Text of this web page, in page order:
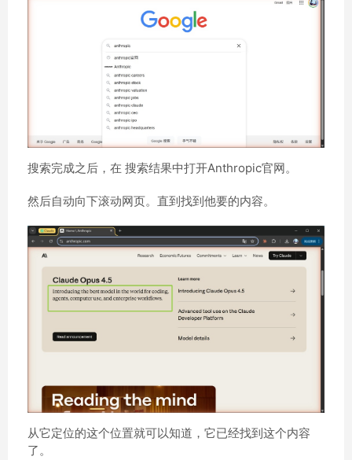
搜索完成之后，在 搜索结果中打开Anthropic官网。
然后自动向下滚动网页。直到找到他要的内容。
从它定位的这个位置就可以知道，它已经找到这个内容
了。